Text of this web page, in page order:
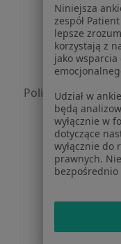
Polityka
Polityka
Polityka
dane
Jak
Niniejsza
zespół
lepsze
korzystają z
jako
Udział w
będą
wyłącznie w
dotyczące
wyłącznie do
prawnych.
bezpośrednio